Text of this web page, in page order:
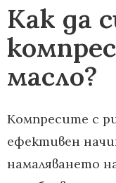
Как да
масло?
Компресите с
ефективен
намаляването